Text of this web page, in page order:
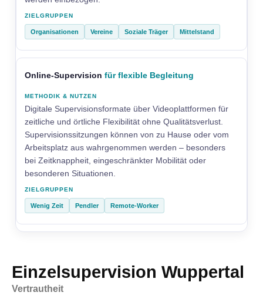
Organisationen Vereine Soziale Träger Mittelstand
Online-Supervision für flexible Begleitung
Digitale Supervisionsformate über Videoplattformen für
zeitliche und örtliche Flexibilität ohne Qualitätsverlust.
Supervisionssitzungen können von zu Hause oder vom
Arbeitsplatz aus wahrgenommen werden – besonders
bei Zeitknappheit, eingeschränkter Mobilität oder
besonderen Situationen.
Wenig Zeit Pendler Remote-Worker
Einzelsupervision Wuppertal
Vertrautheit